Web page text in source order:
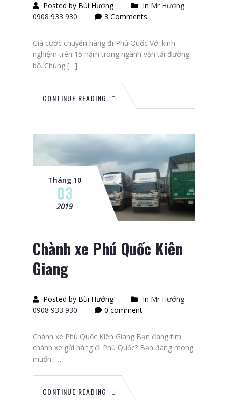
Posted by Bùi Hướng In Mr Hướng
0908 933 930
3 Comments
Giá cước chuyển hàng đi Phú Quốc Với kinh
nghiệm trên 15 năm trong ngành vận tải đường
bộ. Chúng […]
CONTINUE READING
Tháng 10
03
2019
Chành xe Phú Quốc Kiên
Giang
Posted by Bùi Hướng In Mr Hướng
0908 933 930
0 comment
Chành xe Phú Quốc Kiên Giang Bạn đang tìm
chành xe gửi hàng đi Phú Quốc? Bạn đang mong
muốn […]
CONTINUE READING